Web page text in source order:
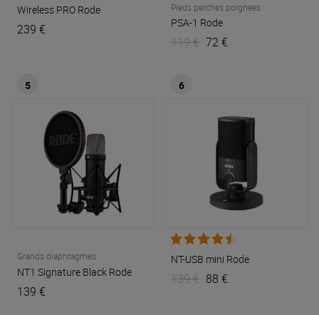
Wireless PRO Rode
239 €
Pieds perches poignées
PSA-1 Rode
119 € 72 €
5
Grands diaphragmes
NT1 Signature Black Rode
139 €
6
NT-USB mini Rode
139 € 88 €